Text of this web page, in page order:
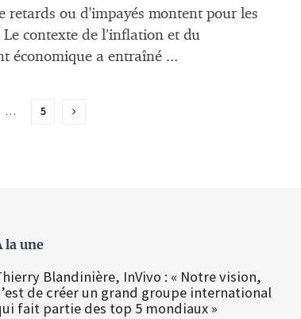
retards ou d'impayés montent pour les
contexte de l’inflation et du
économique a entraîné ...
… 5
la une
Blandinière, InVivo : « Notre vision,
de créer un grand groupe international
fait partie des top 5 mondiaux »